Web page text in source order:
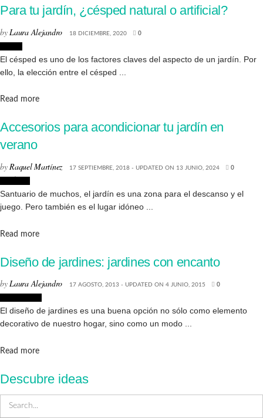
Para tu jardín, ¿césped natural o artificial?
byLaura Alejandro 18 DICIEMBRE, 2020 0
El césped es uno de los factores claves del aspecto de un jardín. Por
ello, la elección entre el césped ...
Read moreDetails
Accesorios para acondicionar tu jardín en
verano
byRaquel Martínez 17 SEPTIEMBRE, 2018 - UPDATED ON 13 JUNIO, 2024 0
Santuario de muchos, el jardín es una zona para el descanso y el
juego. Pero también es el lugar idóneo ...
Read moreDetails
Diseño de jardines: jardines con encanto
byLaura Alejandro 17 AGOSTO, 2013 - UPDATED ON 4 JUNIO, 2015 0
El diseño de jardines es una buena opción no sólo como elemento
decorativo de nuestro hogar, sino como un modo ...
Read moreDetails
Descubre ideas